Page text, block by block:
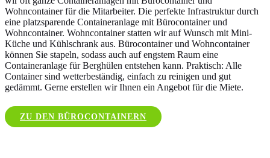
Wohncontainer für die Mitarbeiter. Die perfekte Infrastruktur durch
eine platzsparende Containeranlage mit Bürocontainer und
Wohncontainer. Wohncontainer statten wir auf Wunsch mit Mini-
Küche und Kühlschrank aus. Bürocontainer und Wohncontainer
können Sie stapeln, sodass auch auf engstem Raum eine
Containeranlage für Berghülen entstehen kann. Praktisch: Alle
Container sind wetterbeständig, einfach zu reinigen und gut
gedämmt. Gerne erstellen wir Ihnen ein Angebot für die Miete.
ZU DEN BÜROCONTAINERN